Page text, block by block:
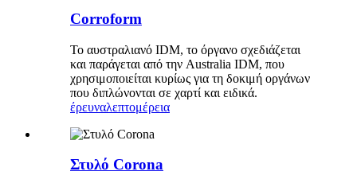
Corroform
Το αυστραλιανό IDM, το όργανο σχεδιάζεται
και παράγεται από την Australia IDM, που
χρησιμοποιείται κυρίως για τη δοκιμή οργάνων
που διπλώνονται σε χαρτί και ειδικά.
έρευναλεπτομέρεια
Στυλό Corona